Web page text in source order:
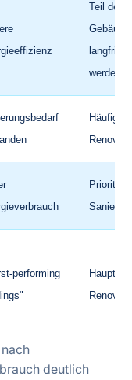
Teil des
werden
Häufig
Priorität
performing
deutlich